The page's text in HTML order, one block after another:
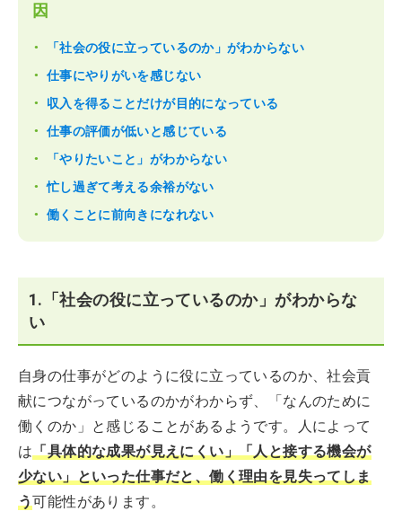
因
「社会の役に立っているのか」がわからない
仕事にやりがいを感じない
収入を得ることだけが目的になっている
仕事の評価が低いと感じている
「やりたいこと」がわからない
忙し過ぎて考える余裕がない
働くことに前向きになれない
​1.「社会の役に立っているのか」がわからな
い
自身の仕事がどのように役に立っているのか、社会貢
献につながっているのかがわからず、「なんのために
働くのか」と感じることがあるようです。人によって
は「具体的な成果が見えにくい」「人と接する機会が
少ない」といった仕事だと、働く理由を見失ってしま
う可能性があります。